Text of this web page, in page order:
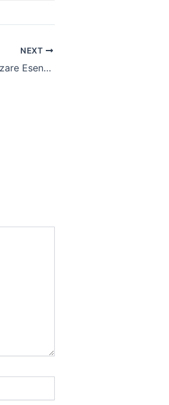
NEXT
Ceas Presiune Ulei Tractor: Monitorizare Esentiala pentru Motor